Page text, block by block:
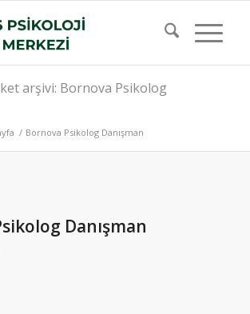
arşivi: Bornova Psikolog
/ Bornova Psikolog Danışman
Danışman